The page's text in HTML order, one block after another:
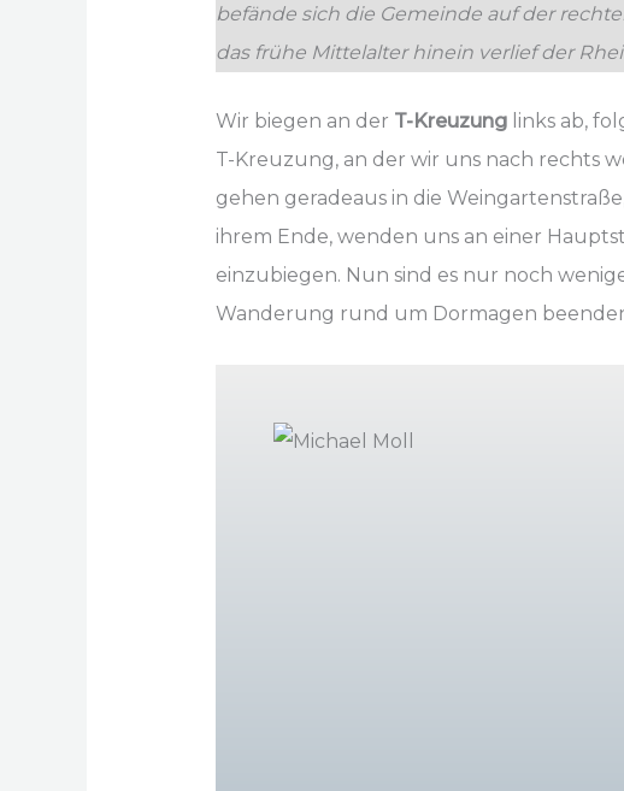
befände sich die Gemeinde auf der
das frühe Mittelalter hinein verlief der
Wir biegen an der T-Kreuzunglinks ab,
T-Kreuzung, an der wir uns nach rechts
gehen geradeaus in die
ihrem Ende, wenden uns an einer
einzubiegen. Nun sind es nur noch
Wanderung rund um Dormagen